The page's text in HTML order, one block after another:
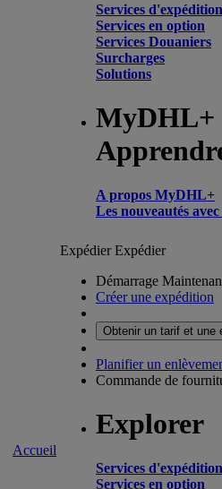
Services d'expédition
Services en option
Services Douaniers
Surcharges
Solutions
MyDHL+
A propos MyDHL+
Les nouveautés
Accueil
ExpédierExpédier
Démarrage
Créer une expédition
Obtenir un tarif et une
Planifier un
Commande de
Explorer
Services d'expédition
Services en option